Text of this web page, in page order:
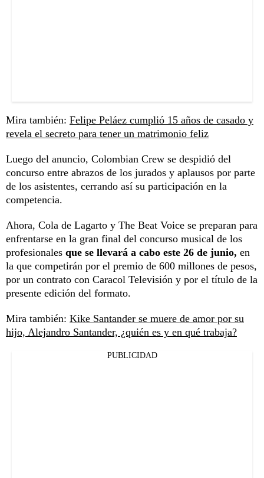
Mira también: Felipe Peláez cumplió 15 años de casado y
revela el secreto para tener un matrimonio feliz
Luego del anuncio, Colombian Crew se despidió del
concurso entre abrazos de los jurados y aplausos por parte
de los asistentes, cerrando así su participación en la
competencia.
Ahora, Cola de Lagarto y The Beat Voice se preparan para
enfrentarse en la gran final del concurso musical de los
profesionales que se llevará a cabo este 26 de junio, en
la que competirán por el premio de 600 millones de pesos,
por un contrato con Caracol Televisión y por el título de la
presente edición del formato.
Mira también: Kike Santander se muere de amor por su
hijo, Alejandro Santander, ¿quién es y en qué trabaja?
PUBLICIDAD